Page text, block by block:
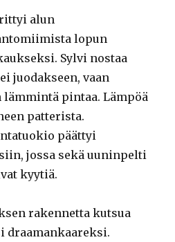
alun
lopun
Sylvi nostaa
juodakseen, vaan
pintaa. Lämpöä
patterista.
päättyi
jossa sekä uuninpelti
kyytiä.
rakennetta kutsua
draamankaareksi.